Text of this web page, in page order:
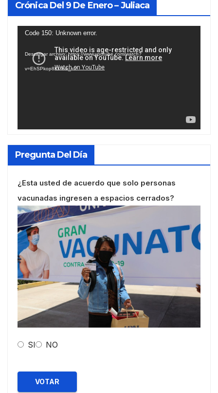
Crónica Del 9 De Enero – Juliaca
Reproductor
vídeo
Code 150: Unknown error.
Descargar archivo: https://www.youtube.com/watch?
v=EhSPkop8KPY&_=2
Pregunta Del Día
¿Esta usted de acuerdo que solo personas
vacunadas ingresen a espacios cerrados?
SI NO
VOTAR